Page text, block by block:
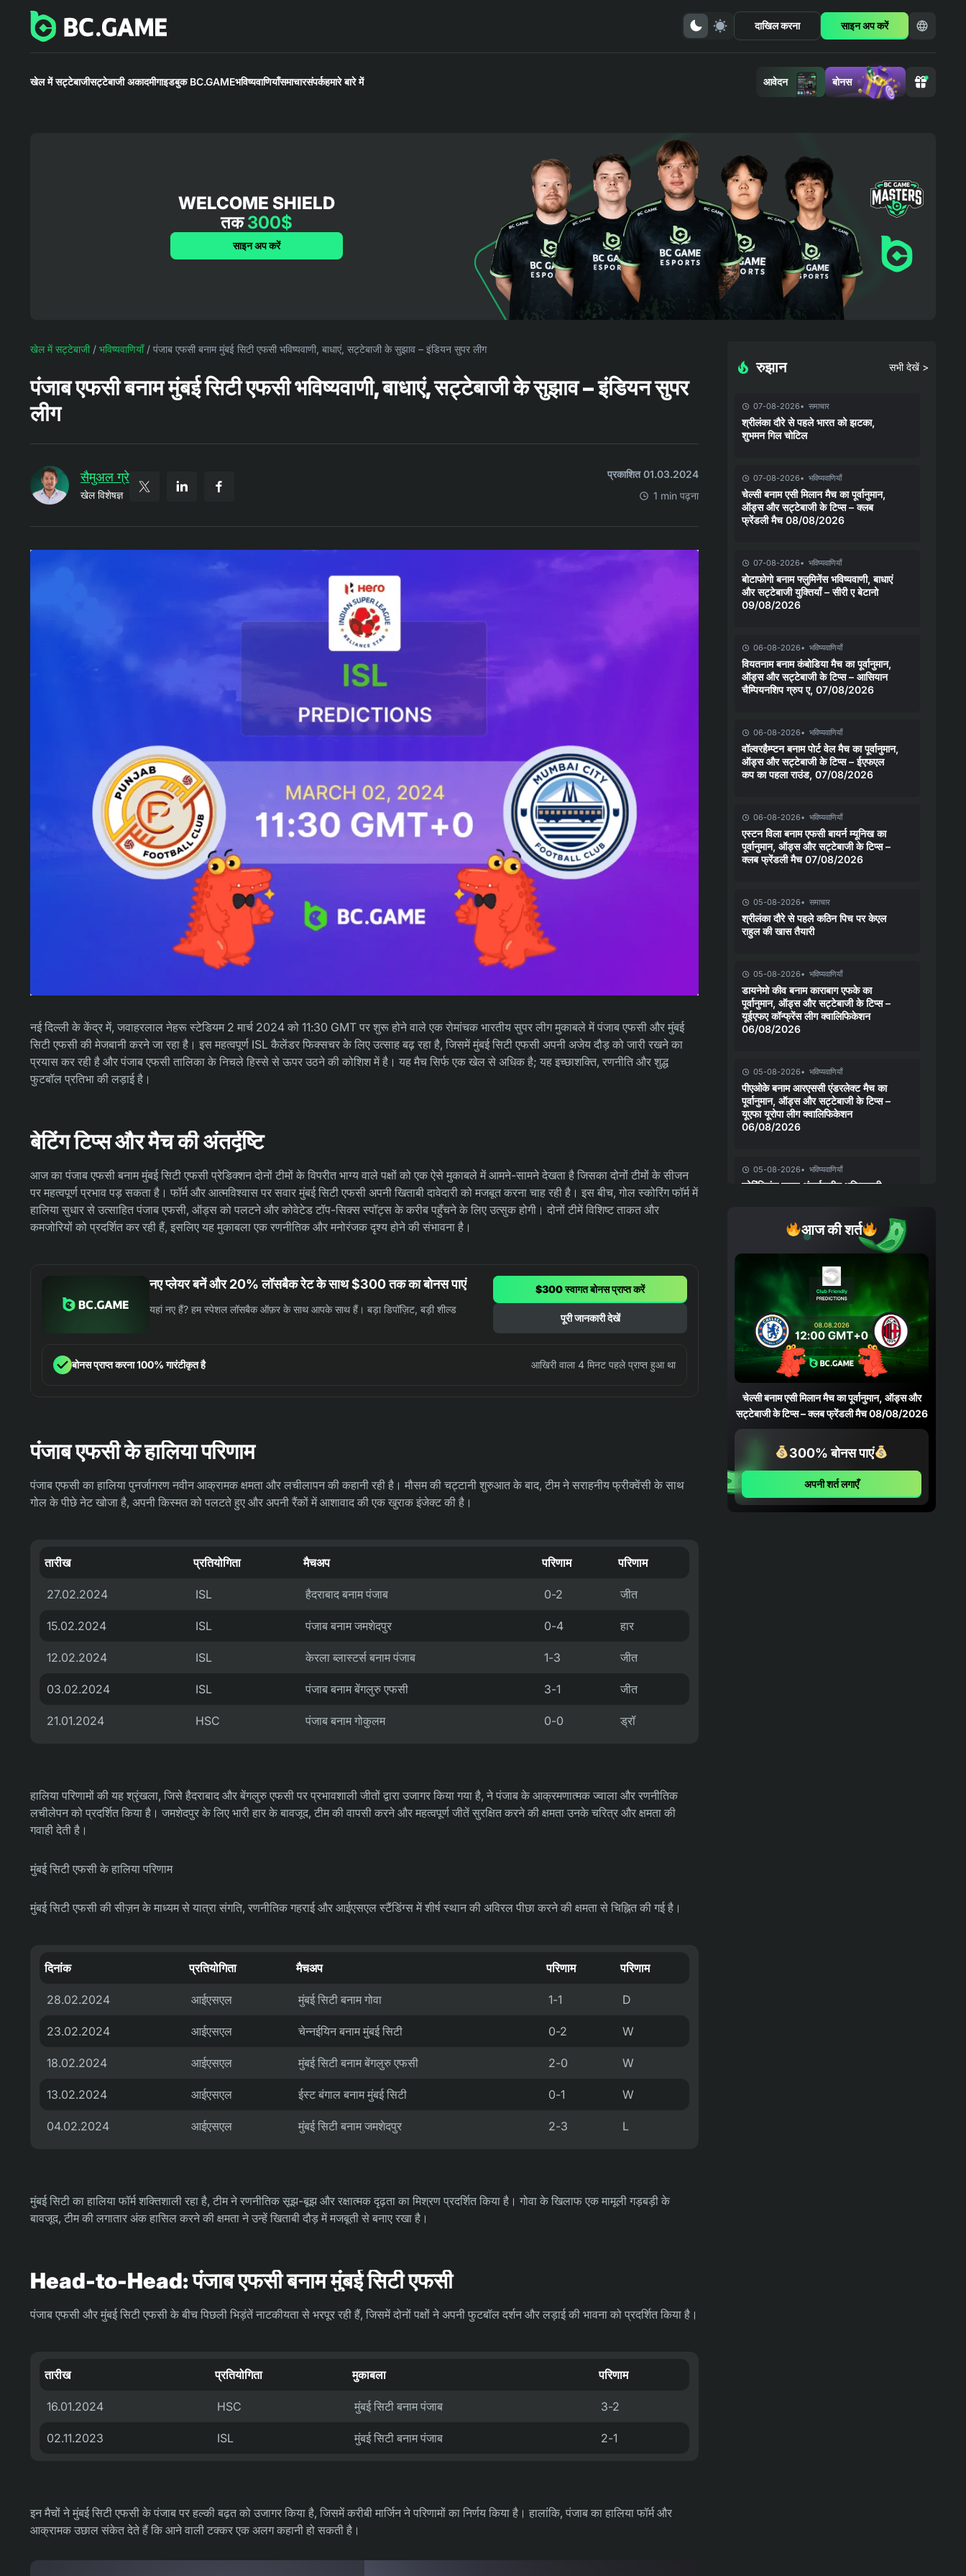
दाखिल करना साइन अप करें
खेल में सट्टेबाजीसट्टेबाजी अकादमीगाइडबुक BC.GAMEभविष्यवाणियाँसमाचारसंपर्कहमारे बारे में आवेदन बोनस
WELCOME SHIELD
तक300$
साइन अप करें
खेल में सट्टेबाजी/ भविष्यवाणियाँ/ पंजाब एफसी बनाम मुंबई सिटी एफसी भविष्यवाणी, बाधाएं, सट्टेबाजी के सुझाव – इंडियन सुपर लीग
पंजाब एफसी बनाम मुंबई सिटी एफसी भविष्यवाणी, बाधाएं, सट्टेबाजी के सुझाव – इंडियन सुपर
लीग
सैमुअल ग्रे
खेल विशेषज्ञ
प्रकाशित 01.03.2024
1 min पढ़ना
नई दिल्ली के केंद्र में, जवाहरलाल नेहरू स्टेडियम 2 मार्च 2024 को 11:30 GMT पर शुरू होने वाले एक रोमांचक भारतीय सुपर लीग मुकाबले में पंजाब एफसी और मुंबई
सिटी एफसी की मेजबानी करने जा रहा है। इस महत्वपूर्ण ISL कैलेंडर फिक्सचर के लिए उत्साह बढ़ रहा है, जिसमें मुंबई सिटी एफसी अपनी अजेय दौड़ को जारी रखने का
प्रयास कर रही है और पंजाब एफसी तालिका के निचले हिस्से से ऊपर उठने की कोशिश में है। यह मैच सिर्फ एक खेल से अधिक है; यह इच्छाशक्ति, रणनीति और शुद्ध
फुटबॉल प्रतिभा की लड़ाई है।
बेटिंग टिप्स और मैच की अंतर्दृष्टि
आज का पंजाब एफसी बनाम मुंबई सिटी एफसी प्रेडिक्शन दोनों टीमों के विपरीत भाग्य वाले पक्षों को एक ऐसे मुकाबले में आमने-सामने देखता है जिसका दोनों टीमों के सीजन
पर महत्वपूर्ण प्रभाव पड़ सकता है। फॉर्म और आत्मविश्वास पर सवार मुंबई सिटी एफसी अपनी खिताबी दावेदारी को मजबूत करना चाह रही है। इस बीच, गोल स्कोरिंग फॉर्म में
हालिया सुधार से उत्साहित पंजाब एफसी, ऑड्स को पलटने और कोवेटेड टॉप-सिक्स स्पॉट्स के करीब पहुँचने के लिए उत्सुक होगी। दोनों टीमें विशिष्ट ताकत और
कमजोरियों को प्रदर्शित कर रही हैं, इसलिए यह मुकाबला एक रणनीतिक और मनोरंजक दृश्य होने की संभावना है।
नए प्लेयर बनें और 20% लॉसबैक रेट के साथ $300 तक का बोनस पाएं
यहां नए हैं? हम स्पेशल लॉसबैक ऑफ़र के साथ आपके साथ हैं। बड़ा डिपॉज़िट, बड़ी शील्ड
$300 स्वागत बोनस प्राप्त करें
पूरी जानकारी देखें
बोनस प्राप्त करना 100% गारंटीकृत है आखिरी वाला 4 मिनट पहले प्राप्त हुआ था
पंजाब एफसी के हालिया परिणाम
पंजाब एफसी का हालिया पुनर्जागरण नवीन आक्रामक क्षमता और लचीलापन की कहानी रही है। मौसम की चट्टानी शुरुआत के बाद, टीम ने सराहनीय फ्रीक्वेंसी के साथ
गोल के पीछे नेट खोजा है, अपनी किस्मत को पलटते हुए और अपनी रैंकों में आशावाद की एक खुराक इंजेक्ट की है।
तारीख प्रतियोगिता मैचअप परिणाम परिणाम
27.02.2024 ISL हैदराबाद बनाम पंजाब 0-2 जीत
15.02.2024 ISL पंजाब बनाम जमशेदपुर 0-4 हार
12.02.2024 ISL केरला ब्लास्टर्स बनाम पंजाब 1-3 जीत
03.02.2024 ISL पंजाब बनाम बेंगलुरु एफसी 3-1 जीत
21.01.2024 HSC पंजाब बनाम गोकुलम 0-0 ड्रॉ
हालिया परिणामों की यह श्रृंखला, जिसे हैदराबाद और बेंगलुरु एफसी पर प्रभावशाली जीतों द्वारा उजागर किया गया है, ने पंजाब के आक्रमणात्मक ज्वाला और रणनीतिक
लचीलेपन को प्रदर्शित किया है। जमशेदपुर के लिए भारी हार के बावजूद, टीम की वापसी करने और महत्वपूर्ण जीतें सुरक्षित करने की क्षमता उनके चरित्र और क्षमता की
गवाही देती है।
मुंबई सिटी एफसी के हालिया परिणाम
मुंबई सिटी एफसी की सीज़न के माध्यम से यात्रा संगति, रणनीतिक गहराई और आईएसएल स्टैंडिंग्स में शीर्ष स्थान की अविरल पीछा करने की क्षमता से चिह्नित की गई है।
दिनांक प्रतियोगिता मैचअप परिणाम परिणाम
28.02.2024 आईएसएल मुंबई सिटी बनाम गोवा 1-1 D
23.02.2024 आईएसएल चेन्नईयिन बनाम मुंबई सिटी 0-2 W
18.02.2024 आईएसएल मुंबई सिटी बनाम बेंगलुरु एफसी 2-0 W
13.02.2024 आईएसएल ईस्ट बंगाल बनाम मुंबई सिटी 0-1 W
04.02.2024 आईएसएल मुंबई सिटी बनाम जमशेदपुर 2-3 L
मुंबई सिटी का हालिया फॉर्म शक्तिशाली रहा है, टीम ने रणनीतिक सूझ-बूझ और रक्षात्मक दृढ़ता का मिश्रण प्रदर्शित किया है। गोवा के खिलाफ एक मामूली गड़बड़ी के
बावजूद, टीम की लगातार अंक हासिल करने की क्षमता ने उन्हें खिताबी दौड़ में मजबूती से बनाए रखा है।
Head-to-Head: पंजाब एफसी बनाम मुंबई सिटी एफसी
पंजाब एफसी और मुंबई सिटी एफसी के बीच पिछली भिड़ंतें नाटकीयता से भरपूर रही हैं, जिसमें दोनों पक्षों ने अपनी फुटबॉल दर्शन और लड़ाई की भावना को प्रदर्शित किया है।
तारीख प्रतियोगिता मुकाबला परिणाम
16.01.2024 HSC मुंबई सिटी बनाम पंजाब 3-2
02.11.2023 ISL मुंबई सिटी बनाम पंजाब 2-1
इन मैचों ने मुंबई सिटी एफसी के पंजाब पर हल्की बढ़त को उजागर किया है, जिसमें करीबी मार्जिन ने परिणामों का निर्णय किया है। हालांकि, पंजाब का हालिया फॉर्म और
आक्रामक उछाल संकेत देते हैं कि आने वाली टक्कर एक अलग कहानी हो सकती है।
रुझान सभी देखें >
07-08-2026 समाचार
श्रीलंका दौरे से पहले भारत को झटका,
शुभमन गिल चोटिल
07-08-2026 भविष्यवाणियाँ
चेल्सी बनाम एसी मिलान मैच का पूर्वानुमान,
ऑड्स और सट्टेबाजी के टिप्स – क्लब
फ्रेंडली मैच 08/08/2026
07-08-2026 भविष्यवाणियाँ
बोटाफोगो बनाम फ्लुमिनेंस भविष्यवाणी, बाधाएं
और सट्टेबाजी युक्तियाँ – सीरी ए बेटानो
09/08/2026
06-08-2026 भविष्यवाणियाँ
वियतनाम बनाम कंबोडिया मैच का पूर्वानुमान,
ऑड्स और सट्टेबाजी के टिप्स – आसियान
चैम्पियनशिप ग्रुप ए, 07/08/2026
06-08-2026 भविष्यवाणियाँ
वॉल्वरहैम्प्टन बनाम पोर्ट वेल मैच का पूर्वानुमान,
ऑड्स और सट्टेबाजी के टिप्स – ईएफएल
कप का पहला राउंड, 07/08/2026
06-08-2026 भविष्यवाणियाँ
एस्टन विला बनाम एफसी बायर्न म्यूनिख का
पूर्वानुमान, ऑड्स और सट्टेबाजी के टिप्स –
क्लब फ्रेंडली मैच 07/08/2026
05-08-2026 समाचार
श्रीलंका दौरे से पहले कठिन पिच पर केएल
राहुल की खास तैयारी
05-08-2026 भविष्यवाणियाँ
डायनेमो कीव बनाम काराबाग एफके का
पूर्वानुमान, ऑड्स और सट्टेबाजी के टिप्स –
यूईएफए कॉन्फ्रेंस लीग क्वालिफिकेशन
06/08/2026
05-08-2026 भविष्यवाणियाँ
पीएओके बनाम आरएससी एंडरलेक्ट मैच का
पूर्वानुमान, ऑड्स और सट्टेबाजी के टिप्स –
यूएफा यूरोपा लीग क्वालिफिकेशन
06/08/2026
05-08-2026 भविष्यवाणियाँ
कोरिंथियंस बनाम अंतर्राष्ट्रीय भविष्यवाणी,
04-08-2026 भविष्यवाणियाँ
चेल्सी बनाम जुवेंटस मैच का पूर्वानुमान, ऑड्स
और सट्टेबाजी के टिप्स – क्लब फ्रेंडली मैच
05/08/2026
04-08-2026 भविष्यवाणियाँ
फ़ोर्टालेज़ा बनाम पाल्मेरास भविष्यवाणी,
संभावनाएँ और सट्टेबाजी युक्तियाँ – कोपा
बेटानो डो ब्रासील 06/08/2026
भविष्यवाणियाँ
संभावनाएँ और सट्टेबाजी युक्तियाँ – कोपा
बेटानो डो ब्रासील 05/08/2026
03-08-2026 समाचार
आज की शर्त
चेल्सी बनाम एसी मिलान मैच का पूर्वानुमान, ऑड्स और
सट्टेबाजी के टिप्स – क्लब फ्रेंडली मैच 08/08/2026
300% बोनस पाएं
अपनी शर्त लगाएँ